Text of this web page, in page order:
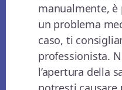
manualmente, è
un problema
caso, ti
professionista.
l’apertura della